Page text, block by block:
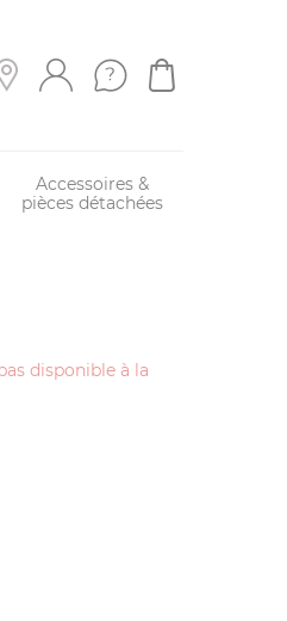
Accessoires &
pièces détachées
disponible à la